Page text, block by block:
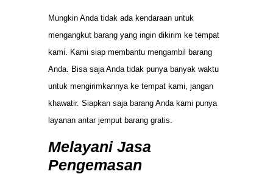
Mungkin Anda tidak ada kendaraan untuk
mengangkut barang yang ingin dikirim ke tempat
kami. Kami siap membantu mengambil barang
Anda. Bisa saja Anda tidak punya banyak waktu
untuk mengirimkannya ke tempat kami, jangan
khawatir. Siapkan saja barang Anda kami punya
layanan antar jemput barang gratis.
Melayani Jasa
Pengemasan